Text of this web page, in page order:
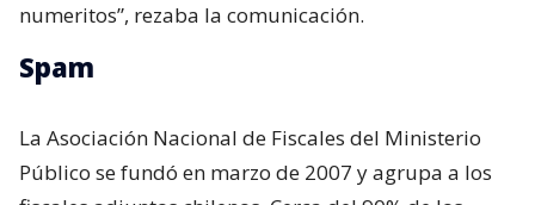
numeritos”, rezaba la comunicación.
Spam
La Asociación Nacional de Fiscales del Ministerio
Público se fundó en marzo de 2007 y agrupa a los